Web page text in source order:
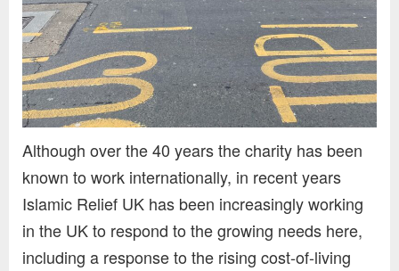
Although over the 40 years the charity has been
known to work internationally, in recent years
Islamic Relief UK has been increasingly working
in the UK to respond to the growing needs here,
including a response to the rising cost-of-living